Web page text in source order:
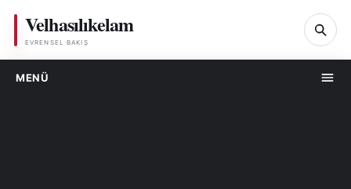
Velhasılıkelam
EVRENSEL BAKIŞ
MENÜ